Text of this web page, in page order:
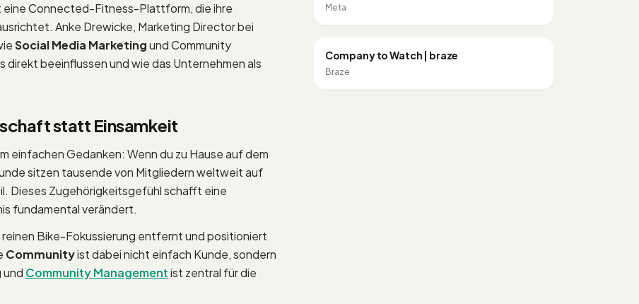
eine Connected-Fitness-Plattform, die ihre
Anke Drewicke, Marketing Director bei
Social Media Marketingund Community
beeinflussen und wie das Unternehmen als
statt Einsamkeit
einfachen Gedanken: Wenn du zu Hause auf dem
sitzen tausende von Mitgliedern weltweit auf
Dieses Zugehörigkeitsgefühl schafft eine
fundamental verändert.
Bike-Fokussierung entfernt und positioniert
Communityist dabei nicht einfach Kunde, sondern
Community Managementist zentral für die
Meta
14:28
SALES & VERTRIEB
Company to Watch | braze
Braze